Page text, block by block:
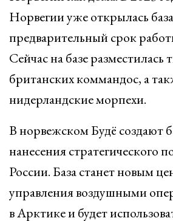
Норвегии уже открылась
предварительный срок
Сейчас на базе разместилась
британских коммандос, а
нидерландские морпехи.
В норвежском Будё создают
нанесения стратегического
России. База станет новым
управления воздушными
в Арктике и будет